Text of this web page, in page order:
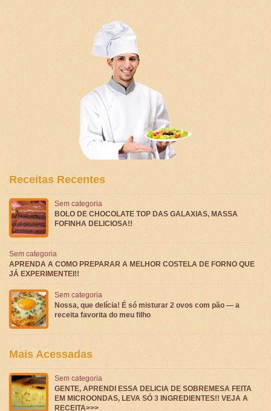
Receitas Recentes
Sem categoria
BOLO DE CHOCOLATE TOP DAS GALAXIAS, MASSA
FOFINHA DELICIOSA!!
Sem categoria
APRENDA A COMO PREPARAR A MELHOR COSTELA DE FORNO QUE
JÁ EXPERIMENTEI!!
Sem categoria
Nossa, que delícia! É só misturar 2 ovos com pão — a
receita favorita do meu filho
Mais Acessadas
Sem categoria
GENTE, APRENDI ESSA DELICIA DE SOBREMESA FEITA
EM MICROONDAS, LEVA SÓ 3 INGREDIENTES!! VEJA A
RECEITA>>>